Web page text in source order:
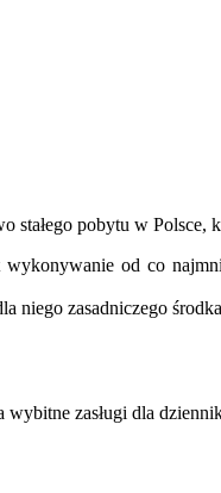
stałego pobytu w Polsce,
wykonywanie od co
niego zasadniczego
zasługi dla